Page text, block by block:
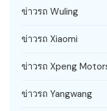
ข่าวรถ Wuling
ข่าวรถ Xiaomi
ข่าวรถ Xpeng
ข่าวรถ Yangwang